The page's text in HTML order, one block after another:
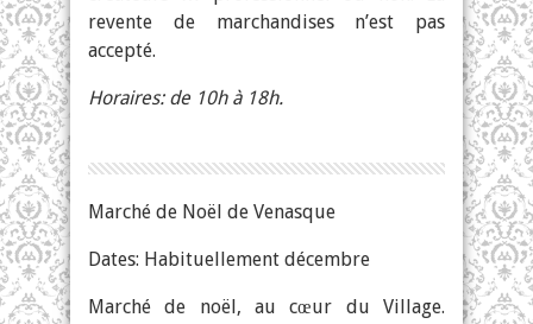
revente de marchandises n’est pas
accepté.
Horaires: de 10h à 18h.
Marché de Noël de Venasque
Dates: Habituellement décembre
Marché de noël, au cœur du Village.